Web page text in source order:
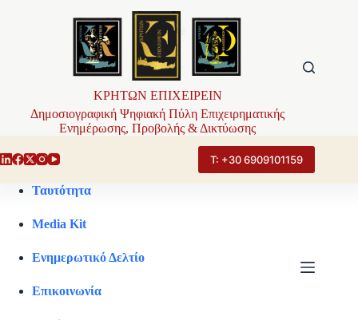
ΚΡΗΤΩΝ ΕΠΙΧΕΙΡΕΙΝ
Δημοσιογραφική Ψηφιακή Πύλη Επιχειρηματικής
Ενημέρωσης, Προβολής & Δικτύωσης
Τ: +30 6909101159
Ταυτότητα
Media Kit
Ενημερωτικό Δελτίο
Επικοινωνία